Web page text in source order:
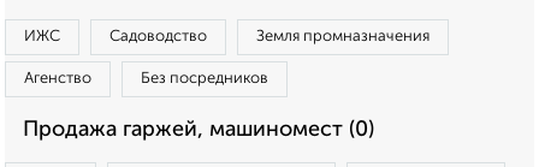
ИЖС Садоводство Земля промназначения
Агенство Без посредников
Продажа гаржей, машиномест (0)